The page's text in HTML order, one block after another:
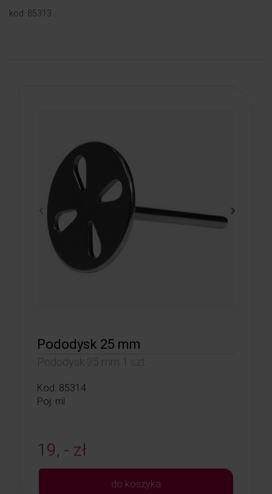
kod: 85313
Pododysk 25 mm
Pododysk 25 mm 1 szt.
Kod: 85314
Poj: ml
19, - zł
do koszyka